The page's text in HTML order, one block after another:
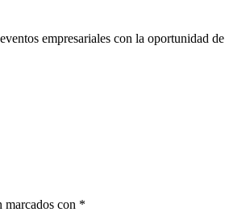
empresariales con la oportunidad
marcados con *